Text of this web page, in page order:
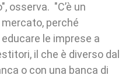
osserva. "C’è un
perché
le imprese a
il che è diverso dal
o con una banca di